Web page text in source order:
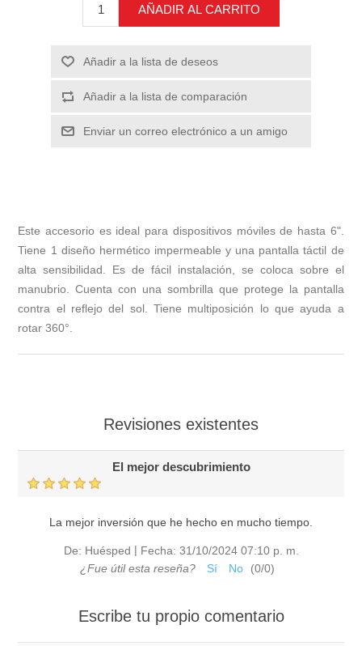
AÑADIR AL CARRITO
Añadir a la lista de deseos
Añadir a la lista de comparación
Enviar un correo electrónico a un amigo
Este accesorio es ideal para dispositivos móviles de hasta 6".
Tiene 1 diseño hermético impermeable y una pantalla táctil de
alta sensibilidad. Es de fácil instalación, se coloca sobre el
manubrio. Cuenta con una sombrilla que protege la pantalla
contra el reflejo del sol. Tiene multiposición lo que ayuda a
rotar 360°.
Revisiones existentes
El mejor descubrimiento
La mejor inversión que he hecho en mucho tiempo.
De: Huésped | Fecha: 31/10/2024 07:10 p. m.
¿Fue útil esta reseña?
Sí No (0/0)
Escribe tu propio comentario